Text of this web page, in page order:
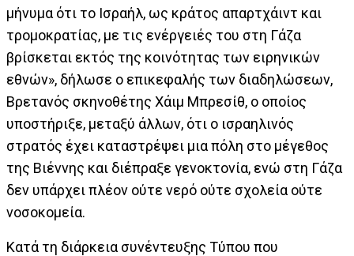
μήνυμα ότι το Ισραήλ, ως κράτος απαρτχάιντ και
τρομοκρατίας, με τις ενέργειές του στη Γάζα
βρίσκεται εκτός της κοινότητας των ειρηνικών
εθνών», δήλωσε ο επικεφαλής των διαδηλώσεων,
Βρετανός σκηνοθέτης Χάιμ Μπρεσίθ, ο οποίος
υποστήριξε, μεταξύ άλλων, ότι ο ισραηλινός
στρατός έχει καταστρέψει μια πόλη στο μέγεθος
της Βιέννης και διέπραξε γενοκτονία, ενώ στη Γάζα
δεν υπάρχει πλέον ούτε νερό ούτε σχολεία ούτε
νοσοκομεία.
Κατά τη διάρκεια συνέντευξης Τύπου που